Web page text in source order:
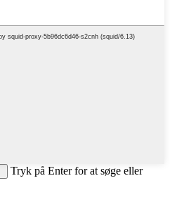
Tryk på Enter for at søge eller